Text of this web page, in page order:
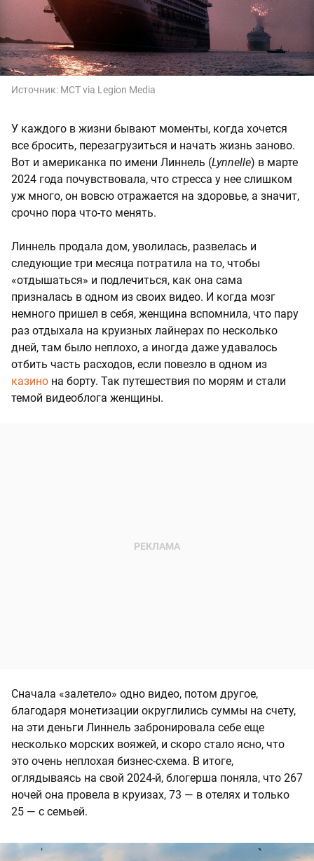
Источник: MCT via Legion Media
У каждого в жизни бывают моменты, когда хочется
все бросить, перезагрузиться и начать жизнь заново.
Вот и американка по имени Линнель (Lynnelle) в марте
2024 года почувствовала, что стресса у нее слишком
уж много, он вовсю отражается на здоровье, а значит,
срочно пора что-то менять.
Линнель продала дом, уволилась, развелась и
следующие три месяца потратила на то, чтобы
«отдышаться» и подлечиться, как она сама
призналась в одном из своих видео. И когда мозг
немного пришел в себя, женщина вспомнила, что пару
раз отдыхала на круизных лайнерах по несколько
дней, там было неплохо, а иногда даже удавалось
отбить часть расходов, если повезло в одном из
казино на борту. Так путешествия по морям и стали
темой видеоблога женщины.
Сначала «залетело» одно видео, потом другое,
благодаря монетизации округлились суммы на счету,
на эти деньги Линнель забронировала себе еще
несколько морских вояжей, и скоро стало ясно, что
это очень неплохая бизнес-схема. В итоге,
оглядываясь на свой 2024-й, блогерша поняла, что 267
ночей она провела в круизах, 73 — в отелях и только
25 — с семьей.